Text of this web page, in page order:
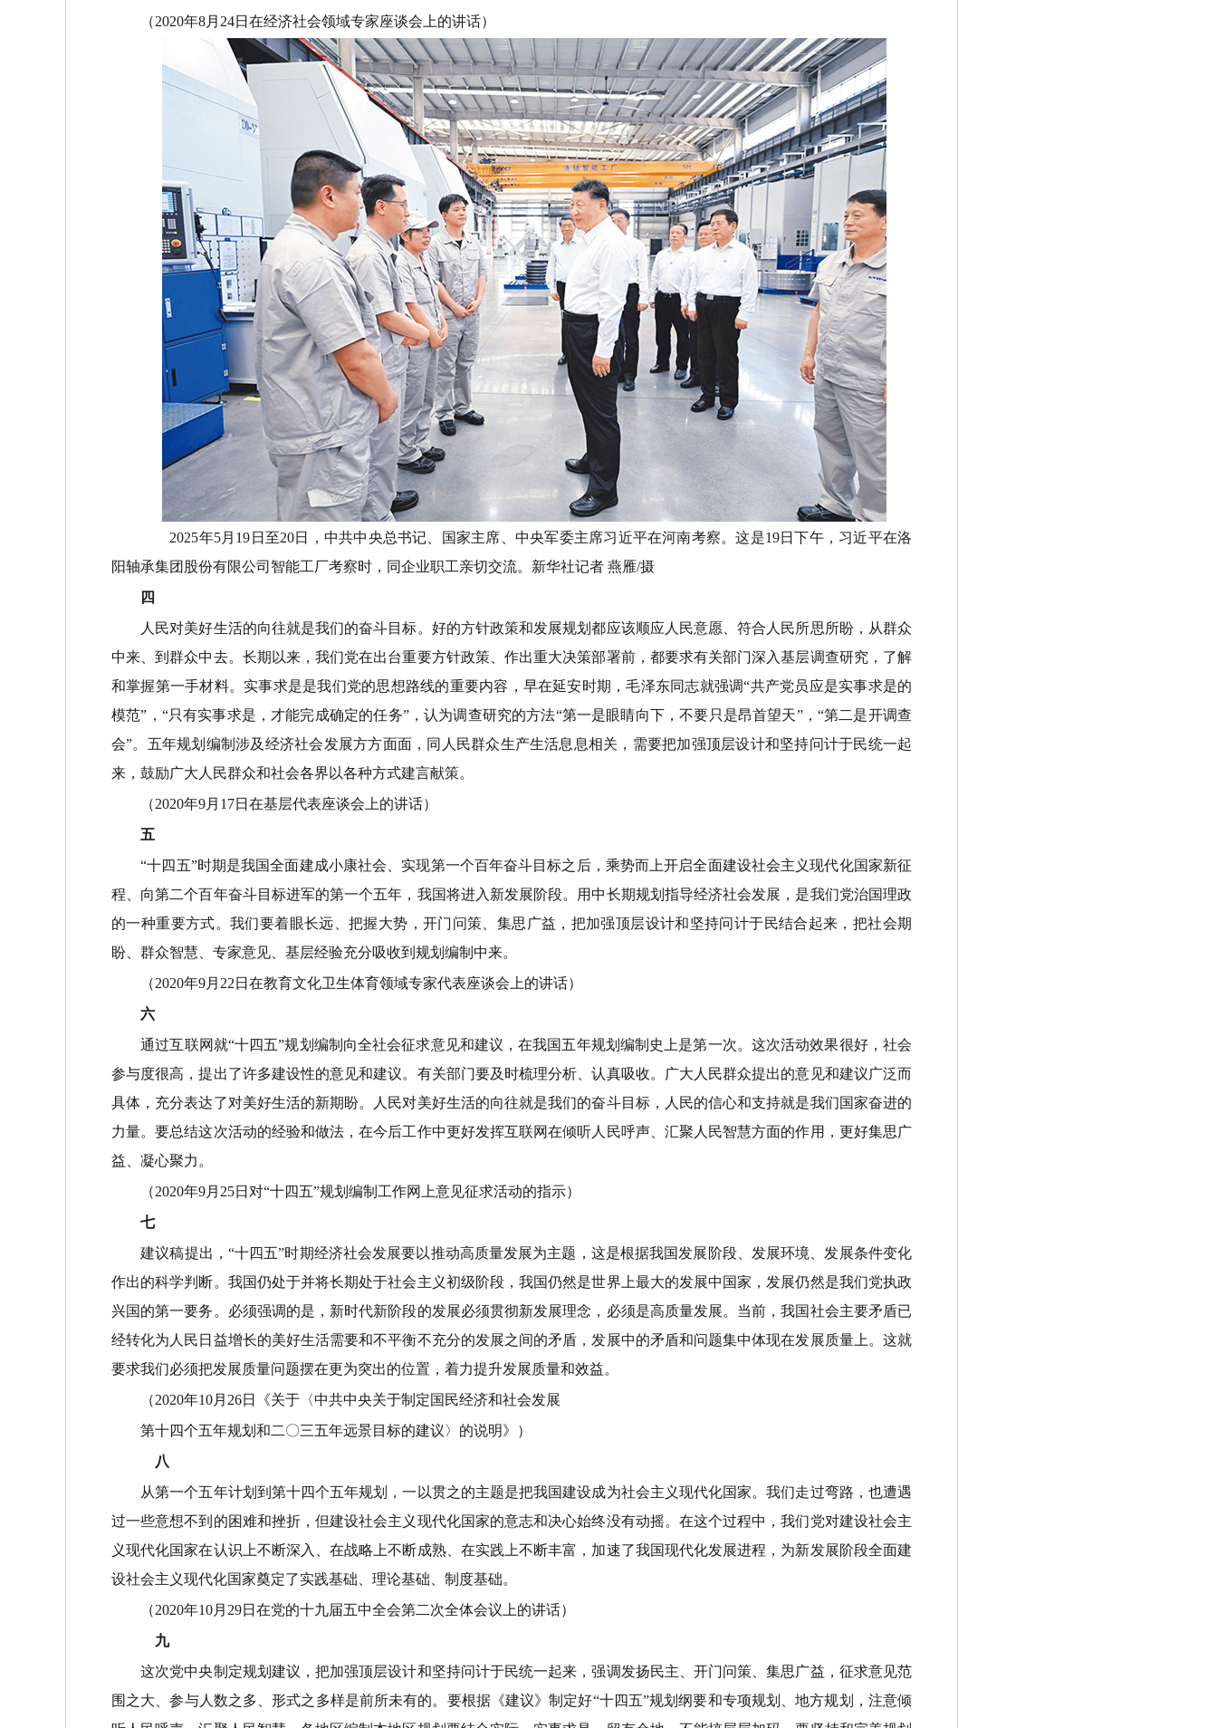
（2020年8月24日在经济社会领域专家座谈会上的讲话）
2025年5月19日至20日，中共中央总书记、国家主席、中央军委主席习近平在河南考察。这是19日下午，习近平在洛
阳轴承集团股份有限公司智能工厂考察时，同企业职工亲切交流。新华社记者 燕雁/摄
四
人民对美好生活的向往就是我们的奋斗目标。好的方针政策和发展规划都应该顺应人民意愿、符合人民所思所盼，从群众
中来、到群众中去。长期以来，我们党在出台重要方针政策、作出重大决策部署前，都要求有关部门深入基层调查研究，了解
和掌握第一手材料。实事求是是我们党的思想路线的重要内容，早在延安时期，毛泽东同志就强调“共产党员应是实事求是的
模范”，“只有实事求是，才能完成确定的任务”，认为调查研究的方法“第一是眼睛向下，不要只是昂首望天”，“第二是开调查
会”。五年规划编制涉及经济社会发展方方面面，同人民群众生产生活息息相关，需要把加强顶层设计和坚持问计于民统一起
来，鼓励广大人民群众和社会各界以各种方式建言献策。
（2020年9月17日在基层代表座谈会上的讲话）
五
“十四五”时期是我国全面建成小康社会、实现第一个百年奋斗目标之后，乘势而上开启全面建设社会主义现代化国家新征
程、向第二个百年奋斗目标进军的第一个五年，我国将进入新发展阶段。用中长期规划指导经济社会发展，是我们党治国理政
的一种重要方式。我们要着眼长远、把握大势，开门问策、集思广益，把加强顶层设计和坚持问计于民结合起来，把社会期
盼、群众智慧、专家意见、基层经验充分吸收到规划编制中来。
（2020年9月22日在教育文化卫生体育领域专家代表座谈会上的讲话）
六
通过互联网就“十四五”规划编制向全社会征求意见和建议，在我国五年规划编制史上是第一次。这次活动效果很好，社会
参与度很高，提出了许多建设性的意见和建议。有关部门要及时梳理分析、认真吸收。广大人民群众提出的意见和建议广泛而
具体，充分表达了对美好生活的新期盼。人民对美好生活的向往就是我们的奋斗目标，人民的信心和支持就是我们国家奋进的
力量。要总结这次活动的经验和做法，在今后工作中更好发挥互联网在倾听人民呼声、汇聚人民智慧方面的作用，更好集思广
益、凝心聚力。
（2020年9月25日对“十四五”规划编制工作网上意见征求活动的指示）
七
建议稿提出，“十四五”时期经济社会发展要以推动高质量发展为主题，这是根据我国发展阶段、发展环境、发展条件变化
作出的科学判断。我国仍处于并将长期处于社会主义初级阶段，我国仍然是世界上最大的发展中国家，发展仍然是我们党执政
兴国的第一要务。必须强调的是，新时代新阶段的发展必须贯彻新发展理念，必须是高质量发展。当前，我国社会主要矛盾已
经转化为人民日益增长的美好生活需要和不平衡不充分的发展之间的矛盾，发展中的矛盾和问题集中体现在发展质量上。这就
要求我们必须把发展质量问题摆在更为突出的位置，着力提升发展质量和效益。
（2020年10月26日《关于〈中共中央关于制定国民经济和社会发展
第十四个五年规划和二〇三五年远景目标的建议〉的说明》）
八
从第一个五年计划到第十四个五年规划，一以贯之的主题是把我国建设成为社会主义现代化国家。我们走过弯路，也遭遇
过一些意想不到的困难和挫折，但建设社会主义现代化国家的意志和决心始终没有动摇。在这个过程中，我们党对建设社会主
义现代化国家在认识上不断深入、在战略上不断成熟、在实践上不断丰富，加速了我国现代化发展进程，为新发展阶段全面建
设社会主义现代化国家奠定了实践基础、理论基础、制度基础。
（2020年10月29日在党的十九届五中全会第二次全体会议上的讲话）
九
这次党中央制定规划建议，把加强顶层设计和坚持问计于民统一起来，强调发扬民主、开门问策、集思广益，征求意见范
围之大、参与人数之多、形式之多样是前所未有的。要根据《建议》制定好“十四五”规划纲要和专项规划、地方规划，注意倾